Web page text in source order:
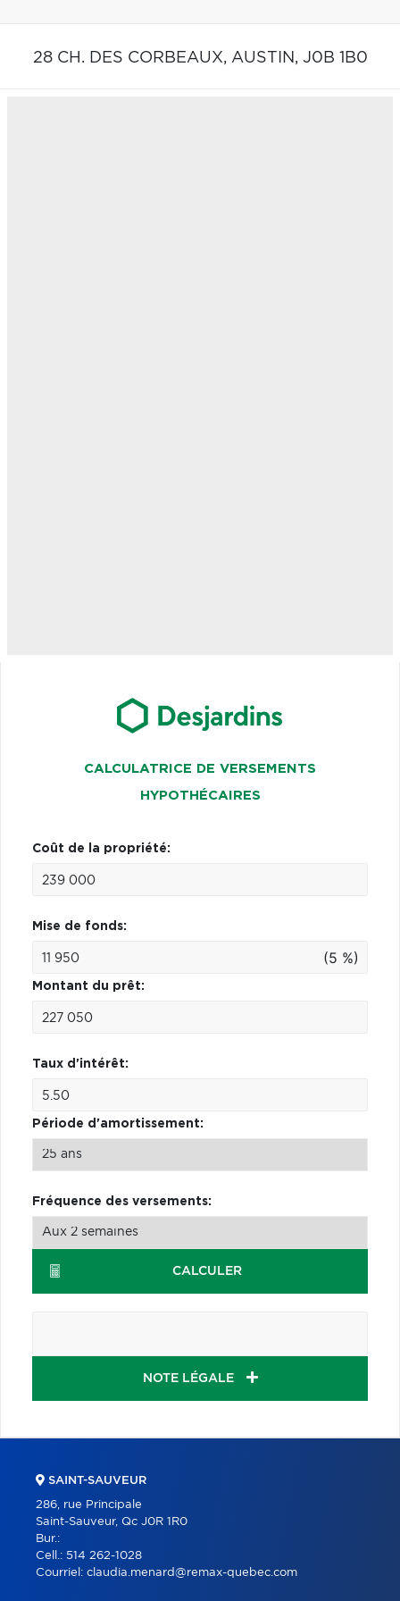
28 CH. DES CORBEAUX, AUSTIN, J0B 1B0
CALCULATRICE DE VERSEMENTS
HYPOTHÉCAIRES
Coût de la propriété:
Mise de fonds:
(5 %)
Montant du prêt:
Taux d'intérêt:
Période d'amortissement:
Fréquence des versements:
CALCULER
NOTE LÉGALE
SAINT-SAUVEUR
286, rue Principale
Saint-Sauveur, Qc J0R 1R0
Bur.:
Cell.: 514 262-1028
Courriel: claudia.menard@remax-quebec.com